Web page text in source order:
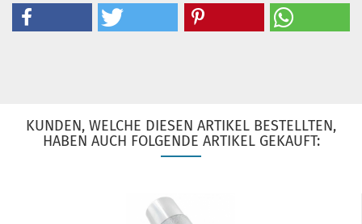
KUNDEN, WELCHE DIESEN ARTIKEL BESTELLTEN,
HABEN AUCH FOLGENDE ARTIKEL GEKAUFT: